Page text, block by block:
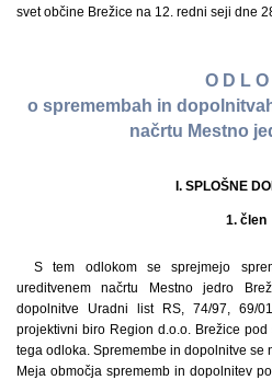
svet občine Brežice na 12. redni seji dne
O D L O
o spremembah in
načrtu Mestno
I. SPLOŠNE
1. člen
S tem odlokom se sprejmejo
ureditvenem načrtu Mestno jedro
dopolnitve Uradni list RS, 74/97, 69/
projektivni biro Region d.o.o. Brežice
tega odloka. Spremembe in dopolnitve se
Meja območja sprememb in dopolnitev